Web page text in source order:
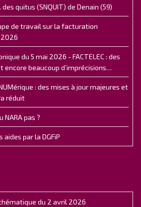
quitus (SNQUIT) de Denain (59)
de travail sur la facturation
du 5 mai 2026 - FACTELEC : des
encore beaucoup d’imprécisions…
: des mises à jour majeures et
réduit
NARA pas ?
aides par la DGFiP
du 2 avril 2026